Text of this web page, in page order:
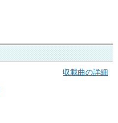
収載曲の詳細